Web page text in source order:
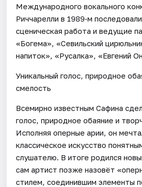
Международного вокального
Риччарелли в 1989‑м
сценическая работа и ведущие
«Богема», «Севильский
напиток», «Русалка», «Евгений
Уникальный голос, природное
смелость
Всемирно известным Сафина
голос, природное обаяние и
Исполняя оперные арии, он
классическое искусство
слушателю. В итоге родился
сам артист позже назовёт
стилем, соединившим элементы